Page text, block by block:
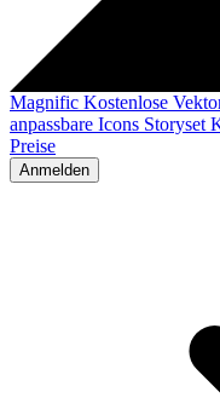
Magnific Kostenlose
anpassbare Icons Storyset
Preise
Anmelden